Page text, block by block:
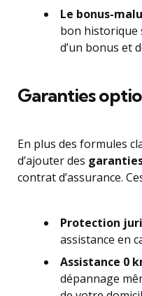
Le bonus-
bon historique
d’un bonus et
Garanties
En plus des formules
d’ajouter des
contrat d’assurance.
Protection
assistance en
Assistance 0
dépannage